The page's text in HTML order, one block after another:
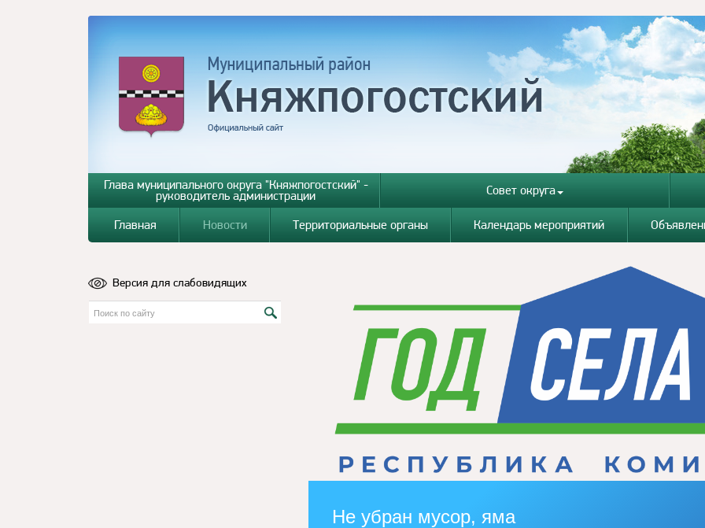
Глава муниципального округа "Княжпогостский" -
руководитель администрации Совет округа
Главная Новости Территориальные органы Календарь мероприятий
Версия для слабовидящих
Не убран мусор, яма